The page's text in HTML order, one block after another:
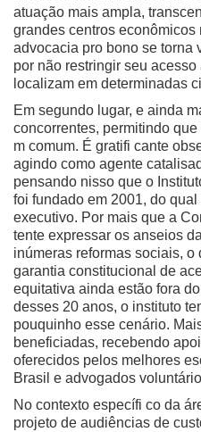
atuação mais ampla,
grandes centros econômicos
advocacia pro bono se torna
por não restringir seu
localizam em determinadas
Em segundo lugar, e ainda
concorrentes, permitindo
m comum. É gratifi cante
agindo como agente
pensando nisso que o
foi fundado em 2001, do
executivo. Por mais que a
tente expressar os anseios
inúmeras reformas sociais, o
garantia constitucional de
equitativa ainda estão fora
desses 20 anos, o instituto
pouquinho esse cenário.
beneficiadas, recebendo
oferecidos pelos melhores
Brasil e advogados
No contexto específi co da
projeto de audiências de